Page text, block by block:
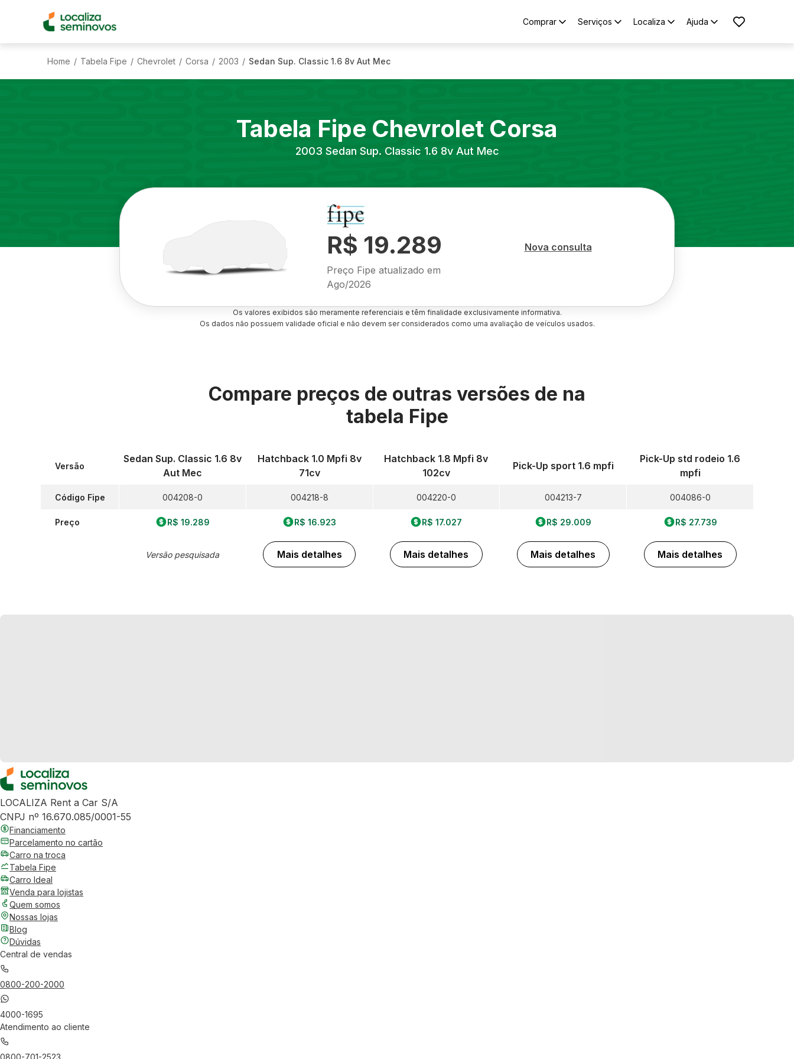
Comprar Serviços Localiza Ajuda
Home / Tabela Fipe / Chevrolet / Corsa / 2003 / Sedan Sup. Classic 1.6 8v Aut Mec
Tabela Fipe Chevrolet Corsa
2003 Sedan Sup. Classic 1.6 8v Aut Mec
R$ 19.289
Preço Fipe atualizado em
Ago/2026
Nova consulta
Os valores exibidos são meramente referenciais e têm finalidade exclusivamente informativa.
Os dados não possuem validade oficial e não devem ser considerados como uma avaliação de veículos usados.
Compare preços de outras versões de na
tabela Fipe
Versão
Código Fipe
Preço
Sedan Sup. Classic 1.6 8v
Aut Mec
004208-0
R$ 19.289
Versão pesquisada
Hatchback 1.0 Mpfi 8v
71cv
004218-8
R$ 16.923
Mais detalhes
Hatchback 1.8 Mpfi 8v
102cv
004220-0
R$ 17.027
Mais detalhes
Pick-Up sport 1.6 mpfi
004213-7
R$ 29.009
Mais detalhes
Pick-Up std rodeio 1.6
mpfi
004086-0
R$ 27.739
Mais detalhes
LOCALIZA Rent a Car S/A
CNPJ nº 16.670.085/0001-55
Financiamento
Parcelamento no cartão
Carro na troca
Tabela Fipe
Carro Ideal
Venda para lojistas
Quem somos
Nossas lojas
Blog
Dúvidas
Central de vendas
0800-200-2000
4000-1695
Atendimento ao cliente
0800-701-2523